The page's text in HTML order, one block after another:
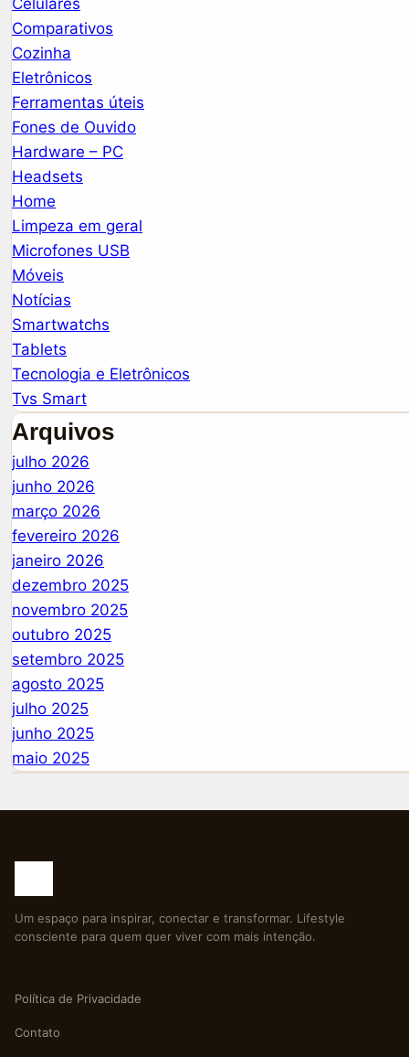
Celulares
Comparativos
Cozinha
Eletrônicos
Ferramentas úteis
Fones de Ouvido
Hardware – PC
Headsets
Home
Limpeza em geral
Microfones USB
Móveis
Notícias
Smartwatchs
Tablets
Tecnologia e Eletrônicos
Tvs Smart
Arquivos
julho 2026
junho 2026
março 2026
fevereiro 2026
janeiro 2026
dezembro 2025
novembro 2025
outubro 2025
setembro 2025
agosto 2025
julho 2025
junho 2025
maio 2025
Um espaço para inspirar, conectar e transformar. Lifestyle
consciente para quem quer viver com mais intenção.
Política de Privacidade
Contato